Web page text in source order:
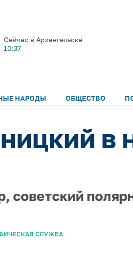
Сейчас в Архангельске
10:37
НАРОДЫ ОБЩЕСТВО
в
советский
СЛУЖБА